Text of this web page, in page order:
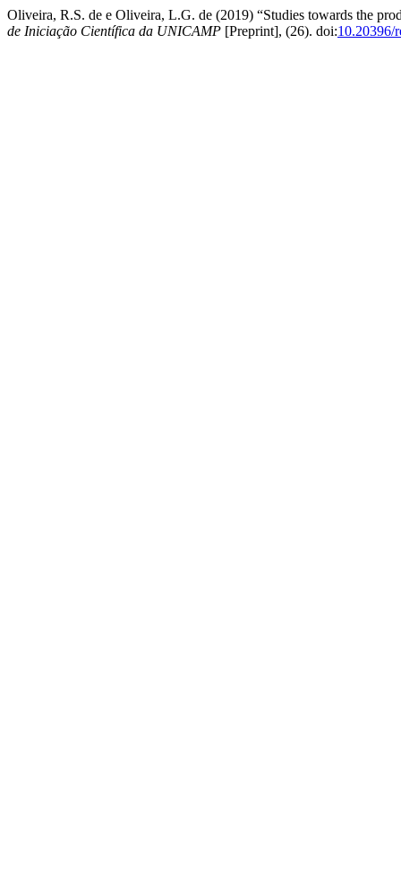
Oliveira, R.S. de e Oliveira, L.G. de (2019) “Studies towards the
de Iniciação Científica da UNICAMP [Preprint], (26). doi:10.20396/